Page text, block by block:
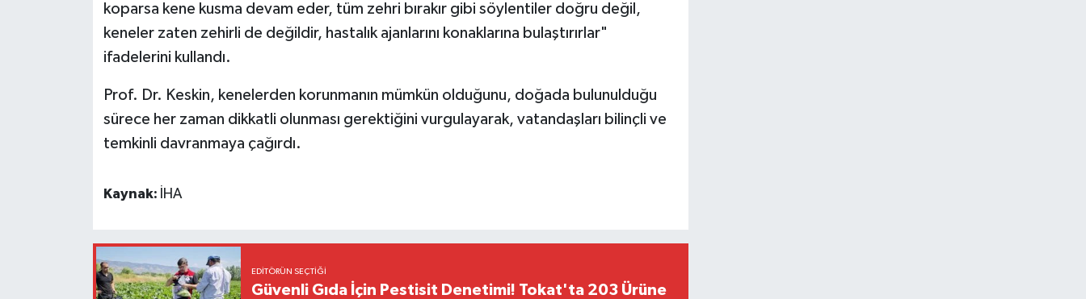
koparsa kene kusma devam eder, tüm zehri bırakır gibi söylentiler doğru değil,
keneler zaten zehirli de değildir, hastalık ajanlarını konaklarına bulaştırırlar"
ifadelerini kullandı.
Prof. Dr. Keskin, kenelerden korunmanın mümkün olduğunu, doğada bulunulduğu
sürece her zaman dikkatli olunması gerektiğini vurgulayarak, vatandaşları bilinçli ve
temkinli davranmaya çağırdı.
Kaynak: İHA
EDITÖRÜN SEÇTIĞI
Güvenli Gıda İçin Pestisit Denetimi! Tokat'ta 203 Ürüne